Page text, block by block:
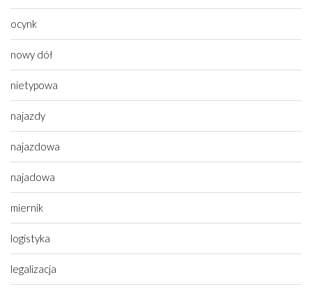
ocynk
nowy dół
nietypowa
najazdy
najazdowa
najadowa
miernik
logistyka
legalizacja